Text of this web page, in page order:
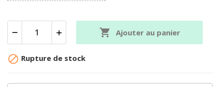
 Ajouter au panier
 Rupture de stock